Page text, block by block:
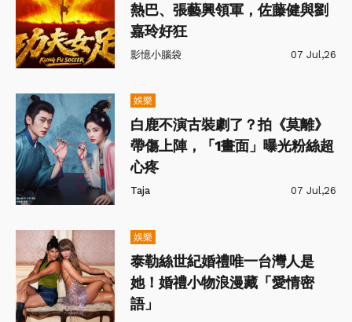
熱巴、張藝興領軍，佐藤健與劉
嘉玲好狂
影憶小腦袋 07 Jul,26
娛樂
白鹿不演古裝劇了？拍《莫離》
帶傷上陣，「1畫面」曝光粉絲超
心疼
Taja 07 Jul,26
娛樂
泰勒絲世紀婚禮唯一台灣人是
她！婚禮小物浪漫藏「愛情密
語」